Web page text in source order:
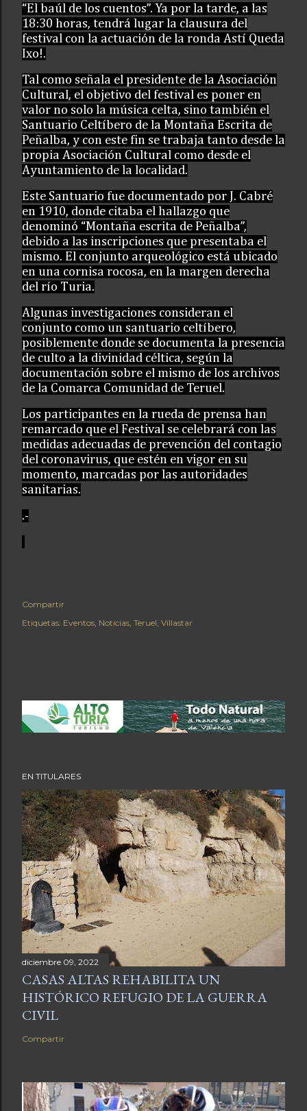
“El baúl de los cuentos”. Ya por la tarde, a las
18:30 horas, tendrá lugar la clausura del
festival con la actuación de la ronda Astí Queda
Ixo!.
Tal como señala el presidente de la Asociación
Cultural, el objetivo del festival es poner en
valor no solo la música celta, sino también el
Santuario Celtíbero de la Montaña Escrita de
Peñalba, y con este fin se trabaja tanto desde la
propia Asociación Cultural como desde el
Ayuntamiento de la localidad.
Este Santuario fue documentado por J. Cabré
en 1910, donde citaba el hallazgo que
denominó “Montaña escrita de Peñalba”,
debido a las inscripciones que presentaba el
mismo. El conjunto arqueológico está ubicado
en una cornisa rocosa, en la margen derecha
del río Turia.
Algunas investigaciones consideran el
conjunto como un santuario celtíbero,
posiblemente donde se documenta la presencia
de culto a la divinidad céltica, según la
documentación sobre el mismo de los archivos
de la Comarca Comunidad de Teruel.
Los participantes en la rueda de prensa han
remarcado que el Festival se celebrará con las
medidas adecuadas de prevención del contagio
del coronavirus, que estén en vigor en su
momento, marcadas por las autoridades
sanitarias.
.-
Compartir
Etiquetas: Eventos Noticias Teruel Villastar
EN TITULARES
diciembre 09, 2022
CASAS ALTAS REHABILITA UN
HISTÓRICO REFUGIO DE LA GUERRA
CIVIL
Compartir